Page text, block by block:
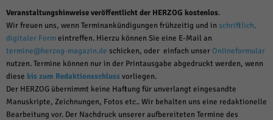
Veranstaltungshinweise veröffentlicht der HERZOG kostenlos.
Wir freuen uns, wenn Terminankündigungen frühzeitig und in schriftlich,
digitaler Formeintreffen. Hierzu können Sie eine E-Mail an
termine@herzog-magazin.de schicken, oder einfach unserOnlineformular
nutzen. Termine können nur in der Printausgabe abgedruckt werden, wenn
diese bis zum Redaktionsschlussvorliegen.
Der HERZOG übernimmt keine Haftung für unverlangt eingesandte
Manuskripte, Zeichnungen, Fotos etc.. Wir behalten uns eine redaktionelle
Bearbeitung vor. Der Nachdruck unserer aufbereiteten Termine des